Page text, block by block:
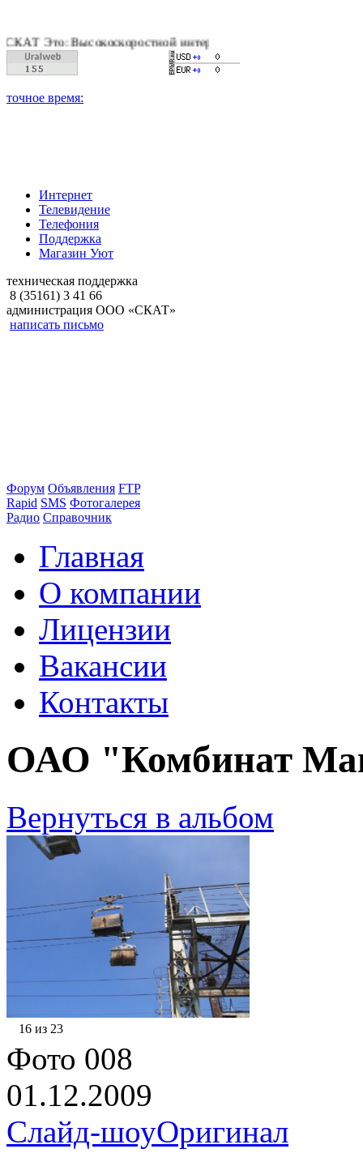
Высокоскоростной интернет, качественное цифровое и
Интернет
Телевидение
Телефония
Поддержка
Магазин Уют
техническая поддержка
8 (35161) 3 41 66
администрация ООО «СКАТ»
написать письмо
Форум Объявления FTP
Rapid SMS Фотогалерея
Радио Справочник
Главная
О компании
Лицензии
Вакансии
Контакты
ОАО "Комбинат
Вернуться в альбом
16 из 23
Фото 008
01.12.2009
Слайд-шоуОригинал